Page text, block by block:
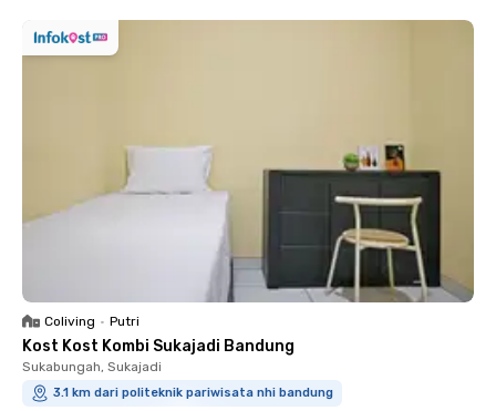
Coliving • Putri
Kost Kost Kombi Sukajadi Bandung
Sukabungah, Sukajadi
3.1 km dari politeknik pariwisata nhi bandung